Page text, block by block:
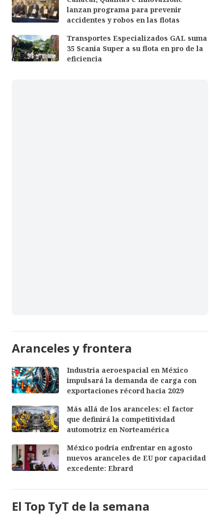
lanzan programa para prevenir
accidentes y robos en las flotas
Transportes Especializados GAL suma
35 Scania Super a su flota en pro de la
eficiencia
Aranceles y frontera
Industria aeroespacial en México
impulsará la demanda de carga con
exportaciones récord hacia 2029
Más allá de los aranceles: el factor
que definirá la competitividad
automotriz en Norteamérica
México podría enfrentar en agosto
nuevos aranceles de EU por capacidad
excedente: Ebrard
El Top TyT de la semana